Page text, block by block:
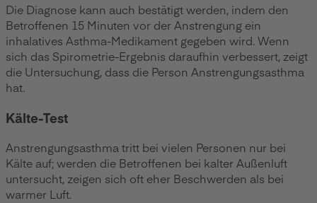
Die Diagnose kann auch bestätigt werden, indem den
Betroffenen 15 Minuten vor der Anstrengung ein
inhalatives Asthma-Medikament gegeben wird. Wenn
sich das Spirometrie-Ergebnis daraufhin verbessert, zeigt
die Untersuchung, dass die Person Anstrengungsasthma
hat.
Kälte-Test
Anstrengungsasthma tritt bei vielen Personen nur bei
Kälte auf; werden die Betroffenen bei kalter Außenluft
untersucht, zeigen sich oft eher Beschwerden als bei
warmer Luft.